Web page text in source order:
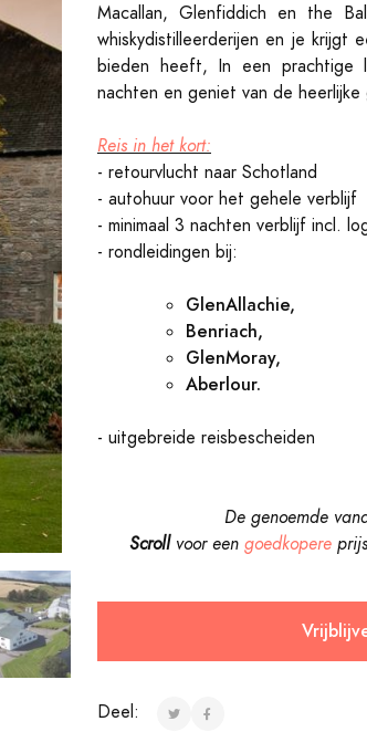
Macallan, Glenfiddich en the
whiskydistilleerderijen en je krijgt
bieden heeft, In een prachtige
nachten en geniet van de heerlijke
Reis in het kort:
- retourvlucht naar Schotland
- autohuur voor het gehele verblijf
- minimaal 3 nachten verblijf incl.
- rondleidingen bij:
GlenAllachie,
Benriach,
GlenMoray,
Aberlour.
- uitgebreide reisbescheiden
De genoemde
Scroll voor een goedkopere
Deel: